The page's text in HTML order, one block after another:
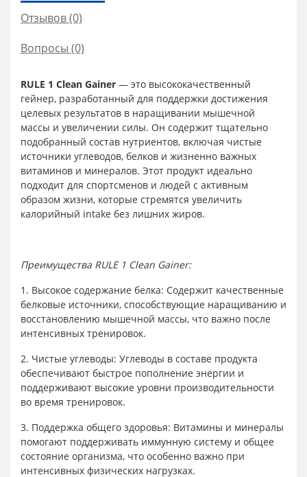
Отзывов (0)
Вопросы (0)
RULE 1 Clean Gainer — это высококачественный
гейнер, разработанный для поддержки достижения
целевых результатов в наращивании мышечной
массы и увеличении силы. Он содержит тщательно
подобранный состав нутриентов, включая чистые
источники углеводов, белков и жизненно важных
витаминов и минералов. Этот продукт идеально
подходит для спортсменов и людей с активным
образом жизни, которые стремятся увеличить
калорийный intake без лишних жиров.
Преимущества RULE 1 Clean Gainer:
1. Высокое содержание белка: Содержит качественные
белковые источники, способствующие наращиванию и
восстановлению мышечной массы, что важно после
интенсивных тренировок.
2. Чистые углеводы: Углеводы в составе продукта
обеспечивают быстрое пополнение энергии и
поддерживают высокие уровни производительности
во время тренировок.
3. Поддержка общего здоровья: Витамины и минералы
помогают поддерживать иммунную систему и общее
состояние организма, что особенно важно при
интенсивных физических нагрузках.